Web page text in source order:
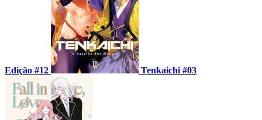
Edição #12 Tenkaichi #03